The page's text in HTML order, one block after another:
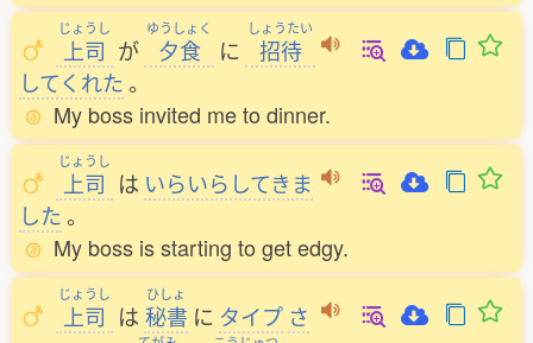
じょうし
上司 が
ゆうしょく
夕食 に
しょうたい
招待
してくれた。
My boss invited me to dinner.
じょうし
上司 は いらいらしてきま
した。
My boss is starting to get edgy.
じょうし
上司 は
ひしょ
秘書 に タイプ さ